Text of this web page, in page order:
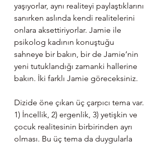
yaşıyorlar, aynı realiteyi paylaştıklarını
sanırken aslında kendi realitelerini
onlara aksettiriyorlar. Jamie ile
psikolog kadının konuştuğu
sahneye bir bakın, bir de Jamie’nin
yeni tutuklandığı zamanki hallerine
bakın. İki farklı Jamie göreceksiniz.
Dizide öne çıkan üç çarpıcı tema var.
1) İncellik, 2) ergenlik, 3) yetişkin ve
çocuk realitesinin birbirinden ayrı
olması. Bu üç tema da duygularla